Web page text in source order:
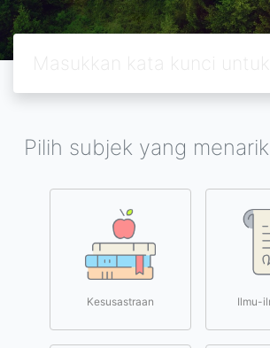
Pilih subjek yang
Kesusastraan Ilmu-